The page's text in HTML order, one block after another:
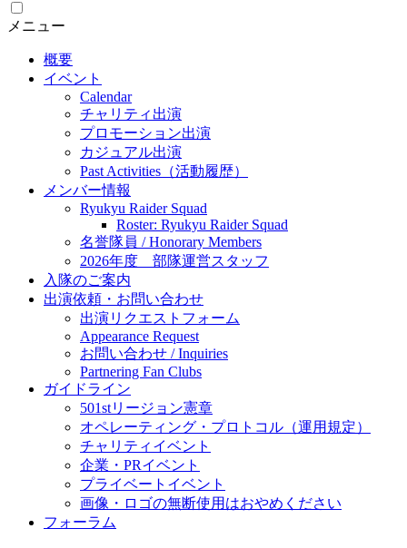
メニュー
概要
イベント
Calendar
チャリティ出演
プロモーション出演
カジュアル出演
Past Activities（活動履歴）
メンバー情報
Ryukyu Raider Squad
Roster: Ryukyu Raider Squad
名誉隊員 / Honorary Members
2026年度 部隊運営スタッフ
入隊のご案内
出演依頼・お問い合わせ
出演リクエストフォーム
Appearance Request
お問い合わせ / Inquiries
Partnering Fan Clubs
ガイドライン
501stリージョン憲章
オペレーティング・プロトコル（運用規定）
チャリティイベント
企業・PRイベント
プライベートイベント
画像・ロゴの無断使用はおやめください
フォーラム